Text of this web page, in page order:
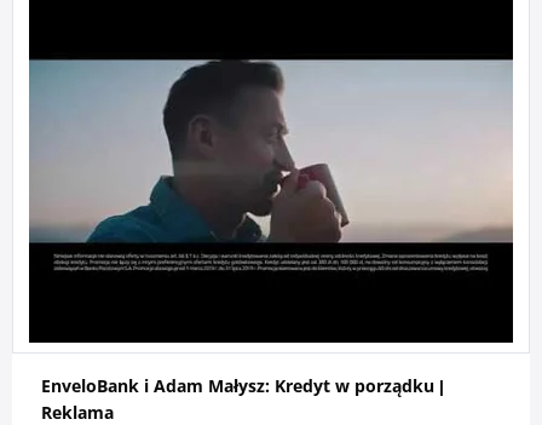
EnveloBank i Adam Małysz: Kredyt w porządku |
Reklama